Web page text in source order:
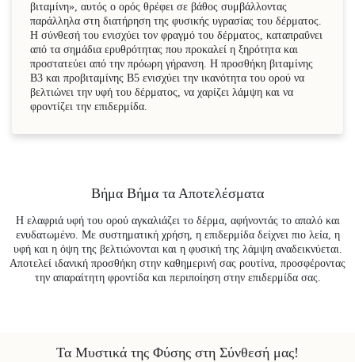
βιταμίνη», αυτός ο ορός θρέφει σε βάθος συμβάλλοντας
παράλληλα στη διατήρηση της φυσικής υγρασίας του δέρματος.
Η σύνθεσή του ενισχύει τον φραγμό του δέρματος, καταπραΰνει
από τα σημάδια ερυθρότητας που προκαλεί η ξηρότητα και
προστατεύει από την πρόωρη γήρανση. Η προσθήκη βιταμίνης
Β3 και προβιταμίνης Β5 ενισχύει την ικανότητα του ορού να
βελτιώνει την υφή του δέρματος, να χαρίζει λάμψη και να
φροντίζει την επιδερμίδα.
Βήμα Βήμα τα Αποτελέσματα
Η ελαφριά υφή του ορού αγκαλιάζει το δέρμα, αφήνοντάς το απαλό και
ενυδατωμένο. Με συστηματική χρήση, η επιδερμίδα δείχνει πιο λεία, η
υφή και η όψη της βελτιώνονται και η φυσική της λάμψη αναδεικνύεται.
Αποτελεί ιδανική προσθήκη στην καθημερινή σας ρουτίνα, προσφέροντας
την απαραίτητη φροντίδα και περιποίηση στην επιδερμίδα σας.
Τα Μυστικά της Φύσης στη Σύνθεσή μας!